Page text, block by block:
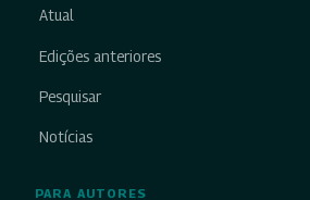
Atual
Edições anteriores
Pesquisar
Notícias
PARA AUTORES